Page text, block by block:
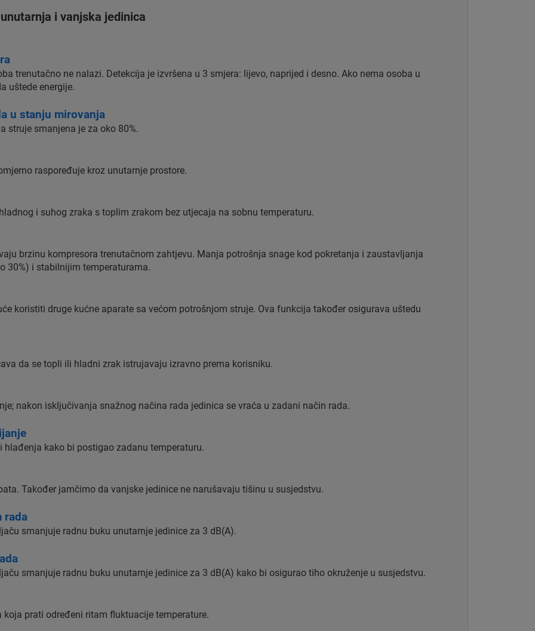
i vanjska jedinica
trenutačno ne nalazi. Detekcija je izvršena u 3 smjera: lijevo, naprijed i desno. Ako nema osoba u
uštede energije.
u stanju mirovanja
struje smanjena je za oko 80%.
raspoređuje kroz unutarnje prostore.
i suhog zraka s toplim zrakom bez utjecaja na sobnu temperaturu.
brzinu kompresora trenutačnom zahtjevu. Manja potrošnja snage kod pokretanja i zaustavljanja
30%) i stabilnijim temperaturama.
koristiti druge kućne aparate sa većom potrošnjom struje. Ova funkcija također osigurava uštedu
da se topli ili hladni zrak istrujavaju izravno prema korisniku.
nakon isključivanja snažnog načina rada jedinica se vraća u zadani način rada.
kako bi postigao zadanu temperaturu.
Također jamčimo da vanjske jedinice ne narušavaju tišinu u susjedstvu.
rada
smanjuje radnu buku unutarnje jedinice za 3 dB(A).
smanjuje radnu buku unutarnje jedinice za 3 dB(A) kako bi osigurao tiho okruženje u susjedstvu.
prati određeni ritam fluktuacije temperature.